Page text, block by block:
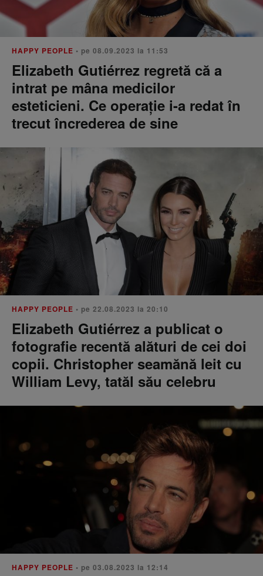
HAPPY PEOPLE • pe 08.09.2023 la 11:53
Elizabeth Gutiérrez regretă că a
intrat pe mâna medicilor
esteticieni. Ce operație i-a redat în
trecut încrederea de sine
HAPPY PEOPLE • pe 22.08.2023 la 20:10
Elizabeth Gutiérrez a publicat o
fotografie recentă alături de cei doi
copii. Christopher seamănă leit cu
William Levy, tatăl său celebru
HAPPY PEOPLE • pe 03.08.2023 la 12:14